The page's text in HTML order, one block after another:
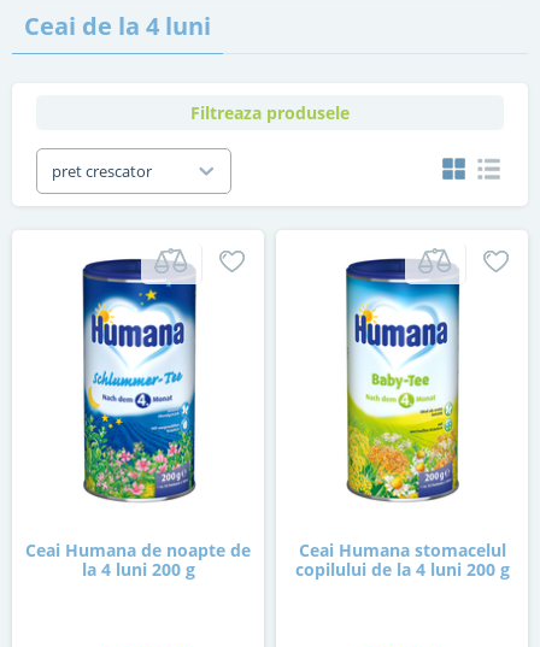
Ceai de la 4 luni
Filtreaza produsele
pret crescator
Ceai Humana de noapte de
la 4 luni 200 g
Ceai Humana stomacelul
copilului de la 4 luni 200 g